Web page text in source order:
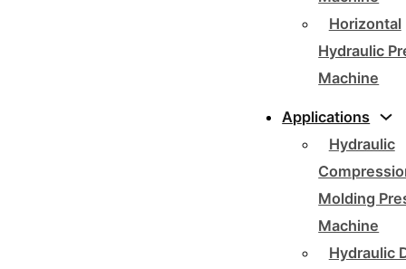
Horizontal
Hydraulic
Machine
Applications
Hydraulic
Molding
Machine
Hydraulic